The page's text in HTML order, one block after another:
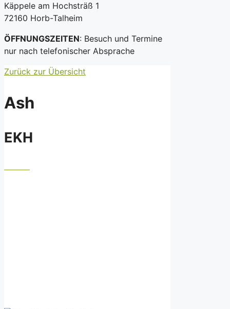
Käppele am Hochsträß 1
72160 Horb-Talheim
ÖFFNUNGSZEITEN: Besuch und Termine
nur nach telefonischer Absprache
Zurück zur Übersicht
Ash
EKH